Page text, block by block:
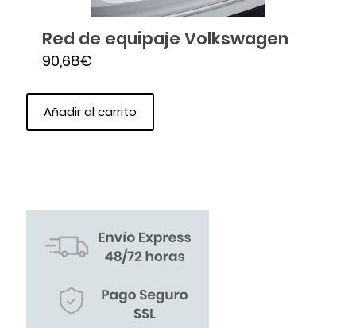
Red de equipaje Volkswagen
90,68€
Añadir al carrito